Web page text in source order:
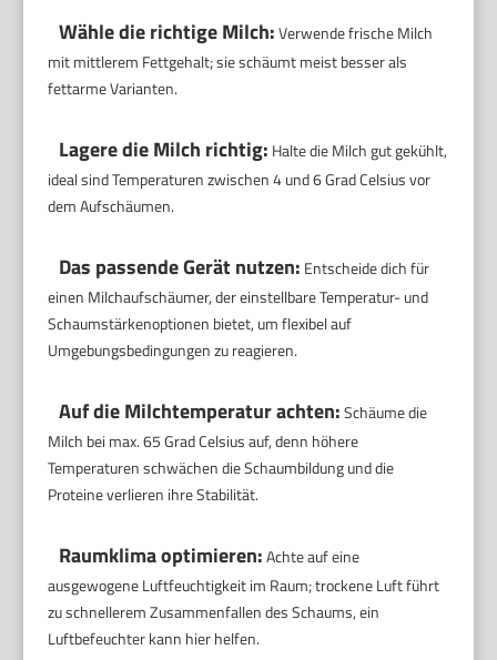
Wähle die richtige Milch:Verwende frische Milch
mit mittlerem Fettgehalt; sie schäumt meist besser als
fettarme Varianten.
Lagere die Milch richtig: Halte die Milch gut gekühlt,
ideal sind Temperaturen zwischen 4 und 6 Grad Celsius vor
dem Aufschäumen.
Das passende Gerät nutzen: Entscheide dich für
einen Milchaufschäumer, der einstellbare Temperatur- und
Schaumstärkenoptionen bietet, um flexibel auf
Umgebungsbedingungen zu reagieren.
Auf die Milchtemperatur achten:Schäume die
Milch bei max. 65 Grad Celsius auf, denn höhere
Temperaturen schwächen die Schaumbildung und die
Proteine verlieren ihre Stabilität.
Raumklima optimieren:Achte auf eine
ausgewogene Luftfeuchtigkeit im Raum; trockene Luft führt
zu schnellerem Zusammenfallen des Schaums, ein
Luftbefeuchter kann hier helfen.